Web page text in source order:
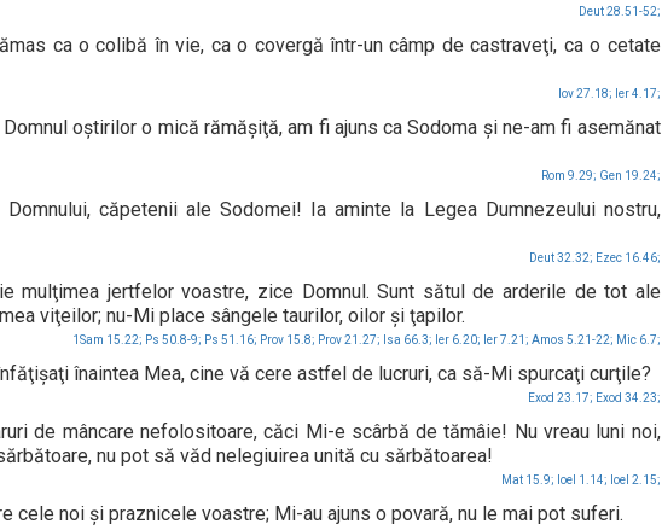
Deut 28.51-52;
ca o colibă în vie, ca o covergă într-un câmp de castraveţi, ca o cetate
Iov 27.18; Ier 4.17;
oştirilor o mică rămăşiţă, am fi ajuns ca Sodoma şi ne-am fi asemănat
Rom 9.29; Gen 19.24;
Domnului, căpetenii ale Sodomei! Ia aminte la Legea Dumnezeului nostru,
Deut 32.32; Ezec 16.46;
mulţimea jertfelor voastre, zice Domnul. Sunt sătul de arderile de tot ale
viţeilor; nu-Mi place sângele taurilor, oilor şi ţapilor.
1Sam 15.22; Ps 50.8-9; Ps 51.16; Prov 15.8; Prov 21.27; Isa 66.3; Ier 6.20; Ier 7.21; Amos 5.21-22; Mic 6.7;
înaintea Mea, cine vă cere astfel de lucruri, ca să-Mi spurcaţi curţile?
Exod 23.17; Exod 34.23;
de mâncare nefolositoare, căci Mi-e scârbă de tămâie! Nu vreau luni noi,
nu pot să văd nelegiuirea unită cu sărbătoarea!
Mat 15.9; Ioel 1.14; Ioel 2.15;
cele noi şi praznicele voastre; Mi-au ajuns o povară, nu le mai pot suferi.